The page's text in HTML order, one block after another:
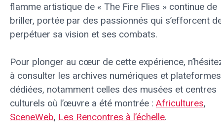
flamme artistique de « The Fire Flies » continue de
briller, portée par des passionnés qui s’efforcent
perpétuer sa vision et ses combats.
Pour plonger au cœur de cette expérience,
à consulter les archives numériques et plateformes
dédiées, notamment celles des musées et centres
culturels où l’œuvre a été montrée : Africultures,
SceneWeb, Les Rencontres à l’échelle.